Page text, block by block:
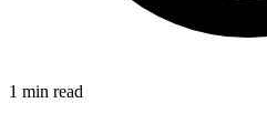
1 min read